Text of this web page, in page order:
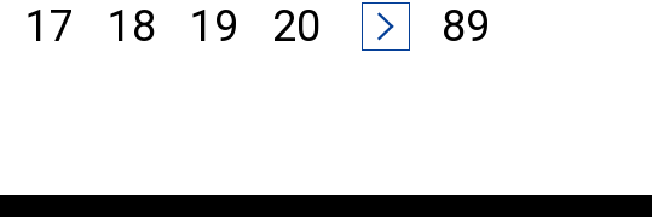
17 18 19 20 89